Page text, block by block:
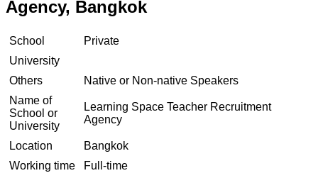
Agency, Bangkok
School
Private
University
Others
Native or Non-native Speakers
Name of
School or
University
Learning Space Teacher Recruitment
Agency
Location
Bangkok
Working time
Full-time